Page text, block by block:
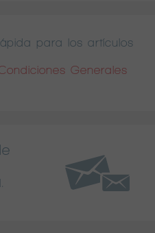
para los artículos
Generales